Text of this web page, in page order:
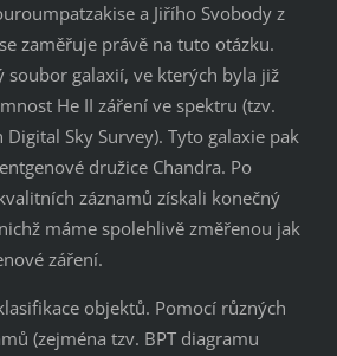
a Jiřího Svobody z
zaměřuje právě na tuto otázku.
soubor galaxií, ve kterých byla již
He II záření ve spektru (tzv.
Digital Sky Survey). Tyto galaxie pak
družice Chandra. Po
záznamů získali konečný
máme spolehlivě změřenou jak
záření.
objektů. Pomocí různých
(zejména tzv. BPT diagramu